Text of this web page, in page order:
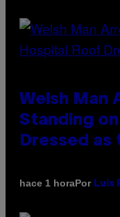
Welsh Man
Standing
Dressed as
hace 1 horaPor Luis